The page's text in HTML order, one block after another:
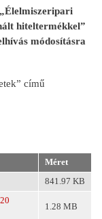
hiteltermékkel”
módosításra
című
Méret
841.97 KB
1.28 MB